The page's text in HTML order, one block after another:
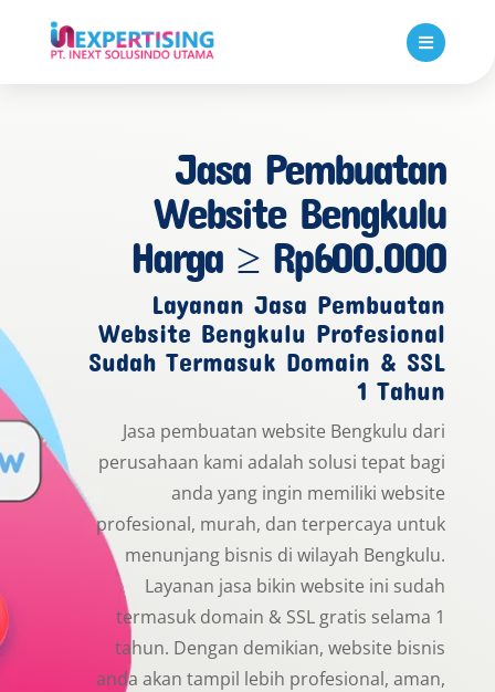

Jasa Pembuatan
Website Bengkulu
Harga ≥ Rp600.000
Layanan Jasa Pembuatan
Website Bengkulu Profesional
Sudah Termasuk Domain & SSL
1 Tahun
Jasa pembuatan website Bengkulu dari
perusahaan kami adalah solusi tepat bagi
anda yang ingin memiliki website
profesional, murah, dan terpercaya untuk
menunjang bisnis di wilayah Bengkulu.
Layanan jasa bikin website ini sudah
termasuk domain & SSL gratis selama 1
tahun. Dengan demikian, website bisnis
anda akan tampil lebih profesional, aman,